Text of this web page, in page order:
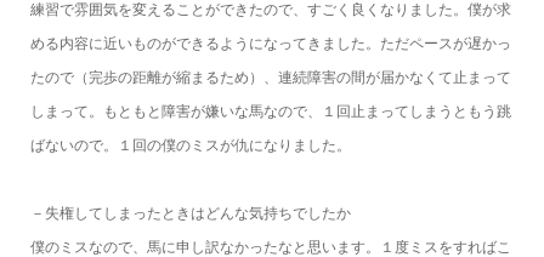
練習で雰囲気を変えることができたので、すごく良くなりました。僕が求
める内容に近いものができるようになってきました。ただペースが遅かっ
たので（完歩の距離が縮まるため）、連続障害の間が届かなくて止まって
しまって。もともと障害が嫌いな馬なので、１回止まってしまうともう跳
ばないので。１回の僕のミスが仇になりました。
－失権してしまったときはどんな気持ちでしたか
僕のミスなので、馬に申し訳なかったなと思います。１度ミスをすればこ